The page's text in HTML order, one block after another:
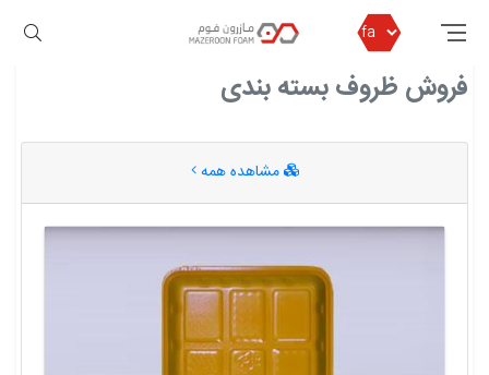
مازرون فوم فروش ظروف بسته بندی
فروش ظروف بسته بندی
مشاهده همه